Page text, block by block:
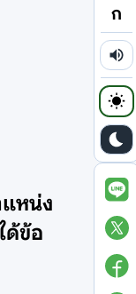
หน่ง
ด้ข้อ
ก